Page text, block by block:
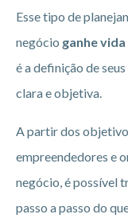
Esse tipo de
negócio ganhe vida
é a definição de
clara e objetiva.
A partir dos
empreendedores e
negócio, é possível
passo a passo do